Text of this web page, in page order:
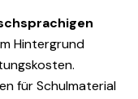
Hintergrund
für Schulmaterial